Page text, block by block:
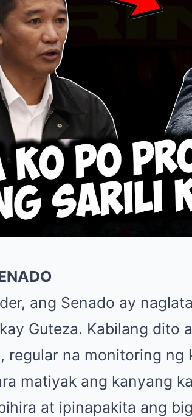
ang Senado ay
Guteza. Kabilang dito
regular na monitoring ng
matiyak ang kanyang
at ipinapakita ang